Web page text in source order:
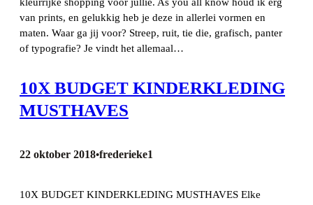
van prints, en gelukkig heb je deze in allerlei vormen en
maten. Waar ga jij voor? Streep, ruit, tie die, grafisch, panter
of typografie? Je vindt het allemaal…
10X BUDGET KINDERKLEDING
MUSTHAVES
22 oktober 2018•frederieke1
10X BUDGET KINDERKLEDING MUSTHAVES Elke